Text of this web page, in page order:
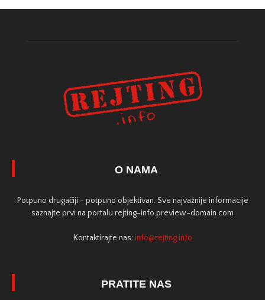
O NAMA
Potpuno drugačiji - potpuno objektivan. Sve najvažnije informacije
saznajte prvi na portalu rejting-info.preview-domain.com
Kontaktirajte nas: info@rejting.info
PRATITE NAS